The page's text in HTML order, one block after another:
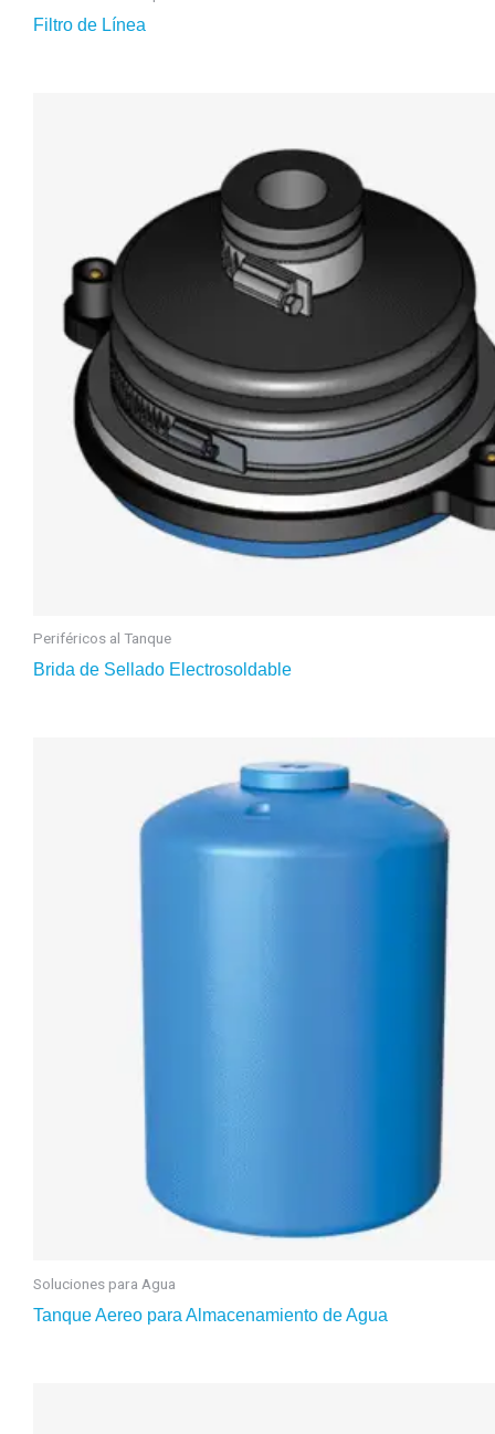
Filtro de Línea
Periféricos al Tanque
Brida de Sellado Electrosoldable
Soluciones para Agua
Tanque Aereo para Almacenamiento de Agua